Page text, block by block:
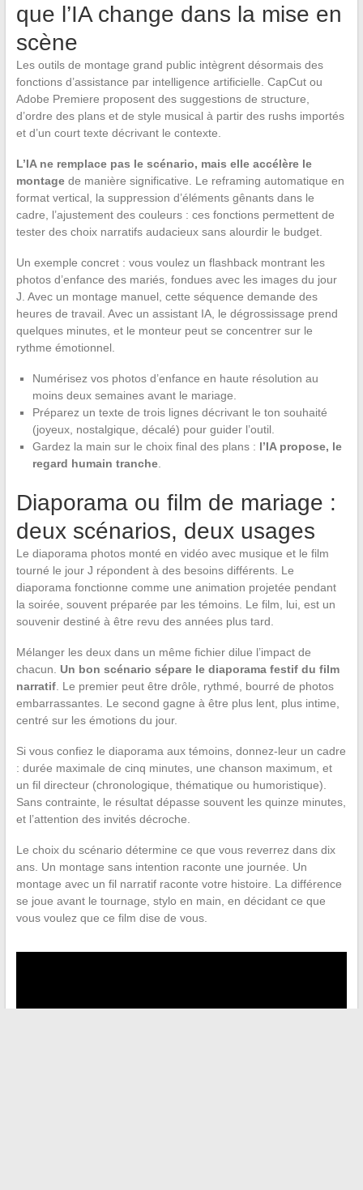
que l’IA change dans la mise en
scène
Les outils de montage grand public intègrent désormais des
fonctions d’assistance par intelligence artificielle. CapCut ou
Adobe Premiere proposent des suggestions de structure,
d’ordre des plans et de style musical à partir des rushs importés
et d’un court texte décrivant le contexte.
L’IA ne remplace pas le scénario, mais elle accélère le
montagede manière significative. Le reframing automatique en
format vertical, la suppression d’éléments gênants dans le
cadre, l’ajustement des couleurs : ces fonctions permettent de
tester des choix narratifs audacieux sans alourdir le budget.
Un exemple concret : vous voulez un flashback montrant les
photos d’enfance des mariés, fondues avec les images du jour
J. Avec un montage manuel, cette séquence demande des
heures de travail. Avec un assistant IA, le dégrossissage prend
quelques minutes, et le monteur peut se concentrer sur le
rythme émotionnel.
Numérisez vos photos d’enfance en haute résolution au
moins deux semaines avant le mariage.
Préparez un texte de trois lignes décrivant le ton souhaité
(joyeux, nostalgique, décalé) pour guider l’outil.
Gardez la main sur le choix final des plans : l’IA propose, le
regard humain tranche.
Diaporama ou film de mariage :
deux scénarios, deux usages
Le diaporama photos monté en vidéo avec musique et le film
tourné le jour J répondent à des besoins différents. Le
diaporama fonctionne comme une animation projetée pendant
la soirée, souvent préparée par les témoins. Le film, lui, est un
souvenir destiné à être revu des années plus tard.
Mélanger les deux dans un même fichier dilue l’impact de
chacun. Un bon scénario sépare le diaporama festif du film
narratif. Le premier peut être drôle, rythmé, bourré de photos
embarrassantes. Le second gagne à être plus lent, plus intime,
centré sur les émotions du jour.
Si vous confiez le diaporama aux témoins, donnez-leur un cadre
: durée maximale de cinq minutes, une chanson maximum, et
un fil directeur (chronologique, thématique ou humoristique).
Sans contrainte, le résultat dépasse souvent les quinze minutes,
et l’attention des invités décroche.
Le choix du scénario détermine ce que vous reverrez dans dix
ans. Un montage sans intention raconte une journée. Un
montage avec un fil narratif raconte votre histoire. La différence
se joue avant le tournage, stylo en main, en décidant ce que
vous voulez que ce film dise de vous.